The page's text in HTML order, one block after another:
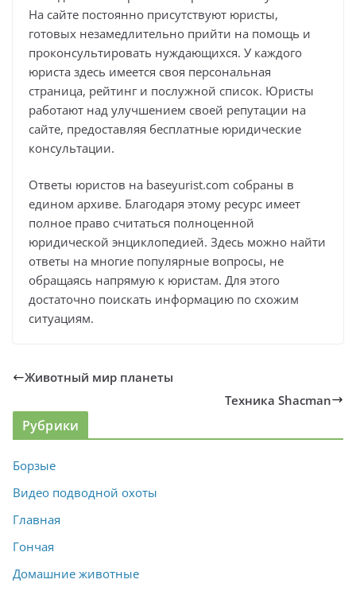
На сайте постоянно присутствуют юристы,
готовых незамедлительно прийти на помощь и
проконсультировать нуждающихся. У каждого
юриста здесь имеется своя персональная
страница, рейтинг и послужной список. Юристы
работают над улучшением своей репутации на
сайте, предоставляя бесплатные юридические
консультации.
Ответы юристов на baseyurist.com собраны в
едином архиве. Благодаря этому ресурс имеет
полное право считаться полноценной
юридической энциклопедией. Здесь можно найти
ответы на многие популярные вопросы, не
обращаясь напрямую к юристам. Для этого
достаточно поискать информацию по схожим
ситуациям.
Животный мир планеты
Техника Shacman
Рубрики
Борзые
Видео подводной охоты
Главная
Гончая
Домашние животные